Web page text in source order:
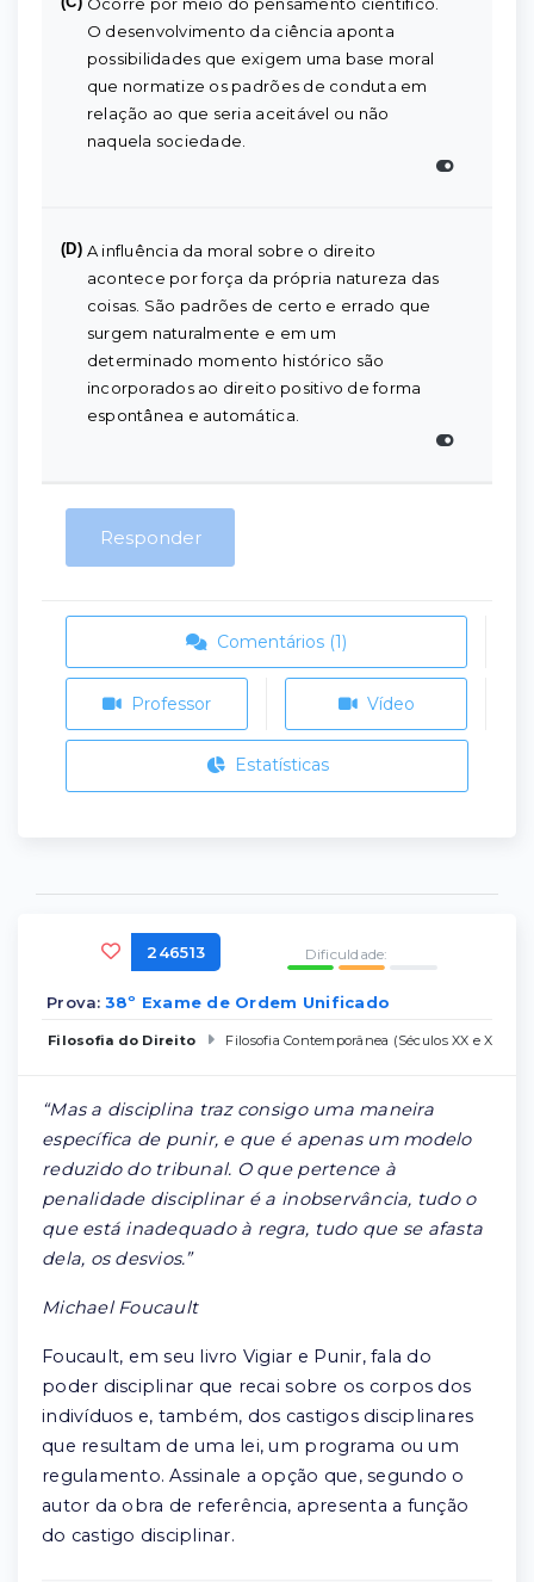
Ocorre por meio do pensamento científico.
O desenvolvimento da ciência aponta
possibilidades que exigem uma base moral
que normatize os padrões de conduta em
relação ao que seria aceitável ou não
naquela sociedade.
(D) A influência da moral sobre o direito
acontece por força da própria natureza das
coisas. São padrões de certo e errado que
surgem naturalmente e em um
determinado momento histórico são
incorporados ao direito positivo de forma
espontânea e automática.
Responder
Comentários (1)
Professor Vídeo
Estatísticas
246513 Dificuldade:
Prova: 38º Exame de Ordem Unificado
Filosofia do Direito Filosofia Contemporânea (Séculos XX e XXI)
“Mas a disciplina traz consigo uma maneira
específica de punir, e que é apenas um modelo
reduzido do tribunal. O que pertence à
penalidade disciplinar é a inobservância, tudo o
que está inadequado à regra, tudo que se afasta
dela, os desvios.”
Michael Foucault
Foucault, em seu livro Vigiar e Punir, fala do
poder disciplinar que recai sobre os corpos dos
indivíduos e, também, dos castigos disciplinares
que resultam de uma lei, um programa ou um
regulamento. Assinale a opção que, segundo o
autor da obra de referência, apresenta a função
do castigo disciplinar.